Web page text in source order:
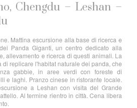
Chengdu – Leshan –
Mattina escursione alla base di ricerca e
Panda Giganti, un centro dedicato alla
allevamento e ricerca di questi animali. La
di replicare l'habitat naturale dei panda, che
gabbie, in aree verdi con foreste di
e laghi. Pranzo cinese in ristorante locale.
a Leshan con visita del Grande
Al termine rientro in città. Cena libera